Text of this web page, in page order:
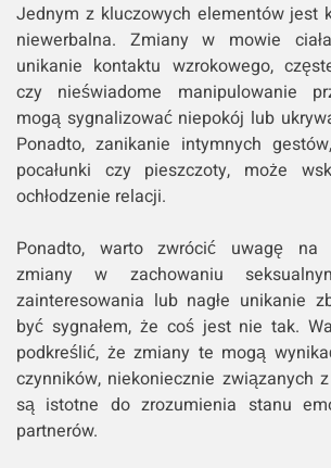
Jednym z kluczowych elementów jest
niewerbalna. Zmiany w mowie
unikanie kontaktu wzrokowego,
czy nieświadome manipulowanie
mogą sygnalizować niepokój lub
Ponadto, zanikanie intymnych
pocałunki czy pieszczoty, może
ochłodzenie relacji.
Ponadto, warto zwrócić uwagę na
zmiany w zachowaniu
zainteresowania lub nagłe unikanie
być sygnałem, że coś jest nie tak.
podkreślić, że zmiany te mogą
czynników, niekoniecznie związanych
są istotne do zrozumienia stanu
partnerów.